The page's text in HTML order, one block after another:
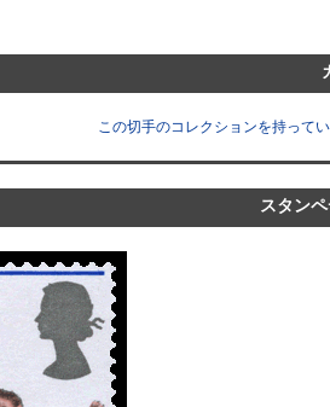
この切手のコレクションを持って
スタン